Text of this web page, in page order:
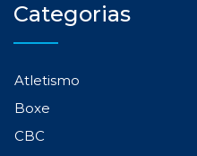
Categorias
Atletismo
Boxe
CBC